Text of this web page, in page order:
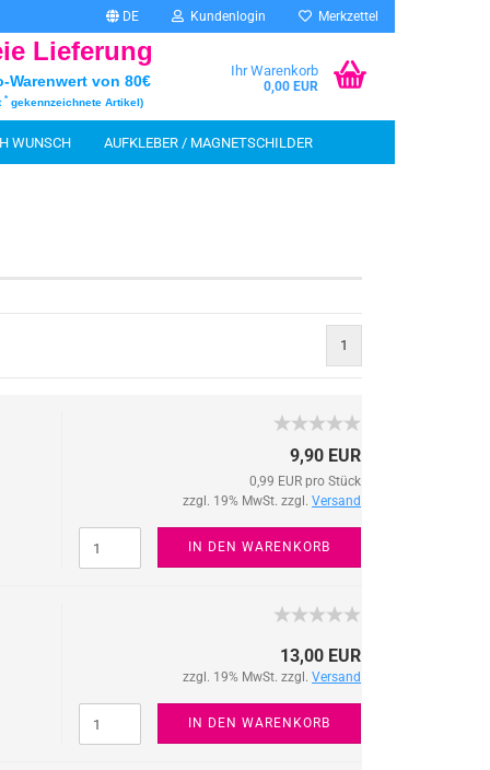
DE Kundenlogin Merkzettel
Lieferung
Warenwert von 80€
* gekennzeichnete Artikel)
Ihr Warenkorb
0,00 EUR
WUNSCH AUFKLEBER / MAGNETSCHILDER
1
9,90 EUR
0,99 EUR pro Stück
zzgl. 19% MwSt. zzgl. Versand
IN DEN WARENKORB
13,00 EUR
zzgl. 19% MwSt. zzgl. Versand
IN DEN WARENKORB